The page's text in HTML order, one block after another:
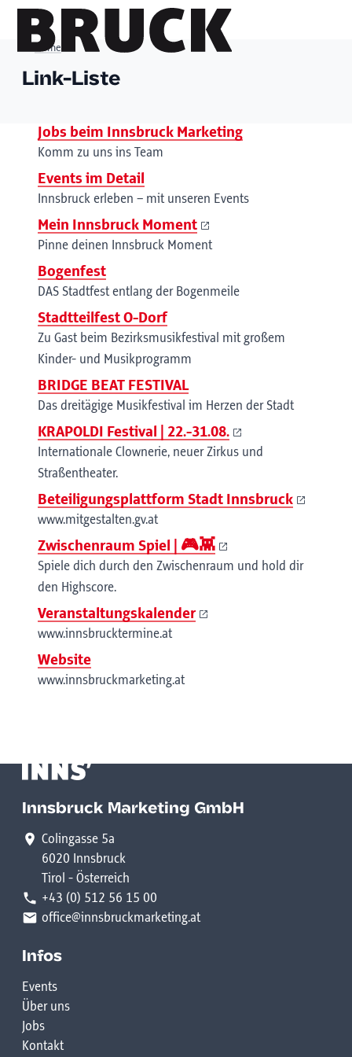
office@innsbruckmarketing.at
Mo. – Fr.: 9:00 – 17:00 Uhr
Home
Link-Liste
Jobs beim Innsbruck Marketing
Komm zu uns ins Team
Events im Detail
Innsbruck erleben – mit unseren Events
Mein Innsbruck Moment
Pinne deinen Innsbruck Moment
Bogenfest
DAS Stadtfest entlang der Bogenmeile
Stadtteilfest O-Dorf
Zu Gast beim Bezirksmusikfestival mit großem
Kinder- und Musikprogramm
BRIDGE BEAT FESTIVAL
Das dreitägige Musikfestival im Herzen der Stadt
KRAPOLDI Festival | 22.-31.08.
Internationale Clownerie, neuer Zirkus und
Straßentheater.
Beteiligungsplattform Stadt Innsbruck
www.mitgestalten.gv.at
Zwischenraum Spiel | 🎮👾
Spiele dich durch den Zwischenraum und hold dir
den Highscore.
Veranstaltungskalender
www.innsbrucktermine.at
Website
www.innsbruckmarketing.at
Innsbruck Marketing GmbH
Colingasse 5a
6020 Innsbruck
Tirol - Österreich
+43 (0) 512 56 15 00
office@innsbruckmarketing.at
Infos
Events
Über uns
Jobs
Kontakt